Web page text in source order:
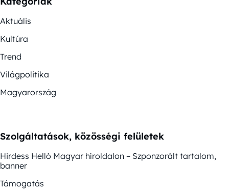
Aktuális
Kultúra
Trend
Világpolitika
Magyarország
Szolgáltatások, közösségi felületek
Hirdess Helló Magyar híroldalon – Szponzorált tartalom,
banner
Támogatás